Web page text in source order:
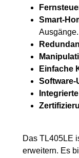
Smart-
Ausgänge.
Einfache
Software-
Das TL405LE
erweitern. Es